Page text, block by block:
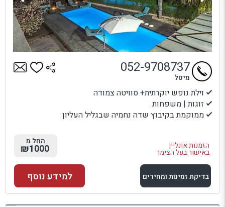
וילת נופש יוקרתית+ סוויטה צמודה
זוגות | משפחות
ממוקמת בקיבוץ שדה נחמיה שבגליל העליון
הזמנות אונליין
באישור בעל הצימר
052-9708737
מיטל
החל מ
₪1000
בדיקת זמינות ומחירים
למתחם זה
למידע נוסף